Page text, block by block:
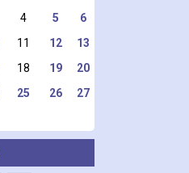
4 5
6
11 12
13
18 19
20
25 26
27